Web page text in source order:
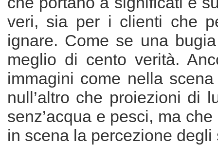
veri, sia per i clienti che
ignare. Come se una
meglio di cento verità.
immagini come nella scena
null’altro che proiezioni di
senz’acqua e pesci, ma
in scena la percezione degli